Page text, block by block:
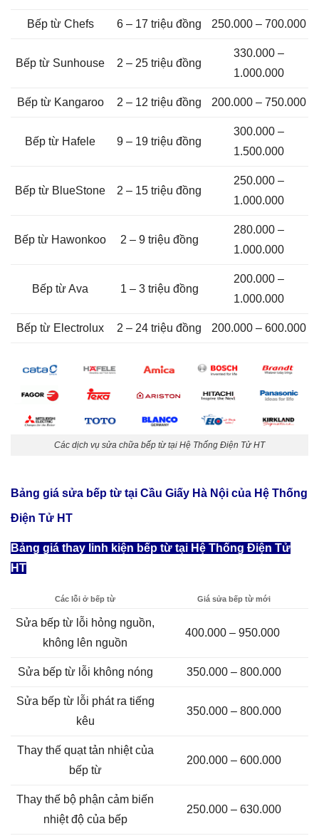
Bếp từ Chefs 6 – 17 triệu đồng 250.000 – 700.000
Bếp từ Sunhouse 2 – 25 triệu đồng
330.000 –
1.000.000
Bếp từ Kangaroo 2 – 12 triệu đồng 200.000 – 750.000
Bếp từ Hafele 9 – 19 triệu đồng
300.000 –
1.500.000
Bếp từ BlueStone 2 – 15 triệu đồng
250.000 –
1.000.000
Bếp từ Hawonkoo 2 – 9 triệu đồng
280.000 –
1.000.000
Bếp từ Ava 1 – 3 triệu đồng
200.000 –
1.000.000
Bếp từ Electrolux 2 – 24 triệu đồng 200.000 – 600.000
Các dịch vụ sửa chữa bếp từ tại Hệ Thống Điện Tử HT
Bảng giá sửa bếp từ tại Cầu Giấy Hà Nội của Hệ Thống
Điện Tử HT
Bảng giá thay linh kiện bếp từ tại Hệ Thống Điện Tử
HT
Các lỗi ở bếp từ Giá sửa bếp từ mới
Sửa bếp từ lỗi hỏng nguồn,
không lên nguồn
400.000 – 950.000
Sửa bếp từ lỗi không nóng 350.000 – 800.000
Sửa bếp từ lỗi phát ra tiếng
kêu
350.000 – 800.000
Thay thế quạt tản nhiệt của
bếp từ
200.000 – 600.000
Thay thế bộ phận cảm biến
nhiệt độ của bếp
250.000 – 630.000